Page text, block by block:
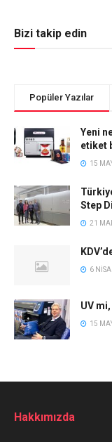
Bizi takip edin
Popüler Yazılar
Yeni
etiket
15
Step
21
6
UV
15
Hakkımızda